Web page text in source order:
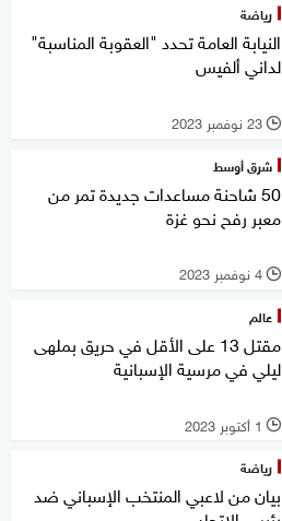
رياضة
النيابة العامة تحدد "العقوبة المناسبة"
لداني ألفيس
l 23 نوفمبر 2023
شرق أوسط
50 شاحنة مساعدات جديدة تمر من
معبر رفح نحو غزة
l 4 نوفمبر 2023
عالم
مقتل 13 على الأقل في حريق بملهى
ليلي في مرسية الإسبانية
l 1 أكتوبر 2023
رياضة
بيان من لاعبي المنتخب الإسباني ضد